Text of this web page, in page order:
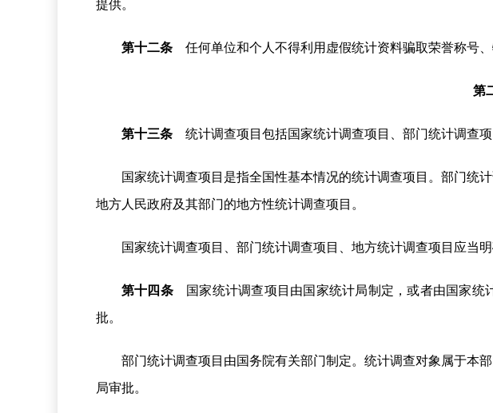
提供。
第十二条 任何单位和个人不得利用虚假统计资料骗取荣誉称号、
第
第十三条 统计调查项目包括国家统计调查项目、部门统计调查项
国家统计调查项目是指全国性基本情况的统计调查项目。部门统
地方人民政府及其部门的地方性统计调查项目。
国家统计调查项目、部门统计调查项目、地方统计调查项目应当
第十四条 国家统计调查项目由国家统计局制定，或者由国家统
批。
部门统计调查项目由国务院有关部门制定。统计调查对象属于本
局审批。